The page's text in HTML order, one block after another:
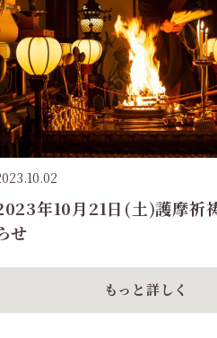
年10月21日(土)護摩祈
せ
もっと詳しく